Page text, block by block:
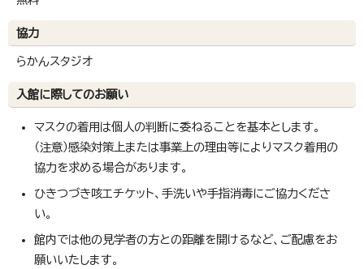
協力
らかんスタジオ
入館に際してのお願い
マスクの着用は個人の判断に委ねることを基本とします。
（注意）感染対策上または事業上の理由等によりマスク着用の
協力を求める場合があります。
ひきつづき咳エチケット、手洗いや手指消毒にご協力くださ
い。
館内では他の見学者の方との距離を開けるなど、ご配慮をお
願いいたします。